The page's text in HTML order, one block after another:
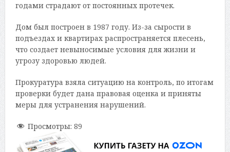
годами страдают от постоянных протечек.
Дом был построен в 1987 году. Из-за сырости в
подъездах и квартирах распространяется плесень,
что создает невыносимые условия для жизни и
угрозу здоровью людей.
Прокуратура взяла ситуацию на контроль, по итогам
проверки будет дана правовая оценка и приняты
меры для устранения нарушений.
Просмотры: 89